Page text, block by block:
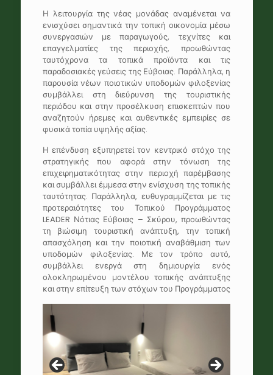
Η λειτουργία της νέας μονάδας αναμένεται να
ενισχύσει σημαντικά την τοπική οικονομία μέσω
συνεργασιών με παραγωγούς, τεχνίτες και
επαγγελματίες της περιοχής, προωθώντας
ταυτόχρονα τα τοπικά προϊόντα και τις
παραδοσιακές γεύσεις της Εύβοιας. Παράλληλα, η
παρουσία νέων ποιοτικών υποδομών φιλοξενίας
συμβάλλει στη διεύρυνση της τουριστικής
περιόδου και στην προσέλκυση επισκεπτών που
αναζητούν ήρεμες και αυθεντικές εμπειρίες σε
φυσικά τοπία υψηλής αξίας.
Η επένδυση εξυπηρετεί τον κεντρικό στόχο της
στρατηγικής που αφορά στην τόνωση της
επιχειρηματικότητας στην περιοχή παρέμβασης
και συμβάλλει έμμεσα στην ενίσχυση της τοπικής
ταυτότητας. Παράλληλα, ευθυγραμμίζεται με τις
προτεραιότητες του Τοπικού Προγράμματος
LEADER Νότιας Εύβοιας – Σκύρου, προωθώντας
τη βιώσιμη τουριστική ανάπτυξη, την τοπική
απασχόληση και την ποιοτική αναβάθμιση των
υποδομών φιλοξενίας. Με τον τρόπο αυτό,
συμβάλλει ενεργά στη δημιουργία ενός
ολοκληρωμένου μοντέλου τοπικής ανάπτυξης
και στην επίτευξη των στόχων του Προγράμματος